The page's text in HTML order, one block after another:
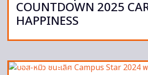
COUNTDOWN 2025
HAPPINESS